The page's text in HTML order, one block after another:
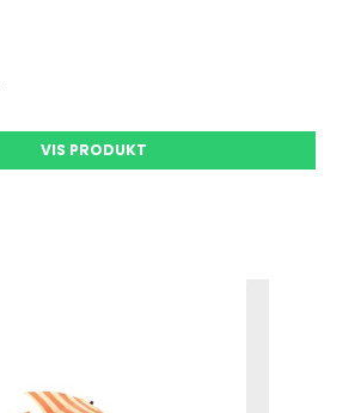
VIS PRODUKT